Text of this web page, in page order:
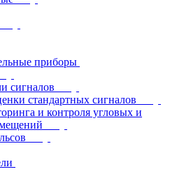
приборы
сигналов
стандартных сигналов
и контроля угловых и